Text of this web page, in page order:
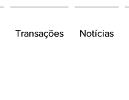
Transações Notícias
Transações Notícias